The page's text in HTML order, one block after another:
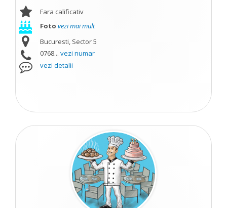
Fara calificativ
Foto vezi mai mult
Bucuresti, Sector 5
0768... vezi numar
vezi detalii